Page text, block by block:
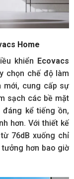
Home
khiển Ecovacs
chọn chế độ làm
mới, cung cấp sự
sạch các bề mặt
đáng kể tiếng ồn,
hơn. Với thiết kế
76dB xuống chỉ
hơn bao giờ